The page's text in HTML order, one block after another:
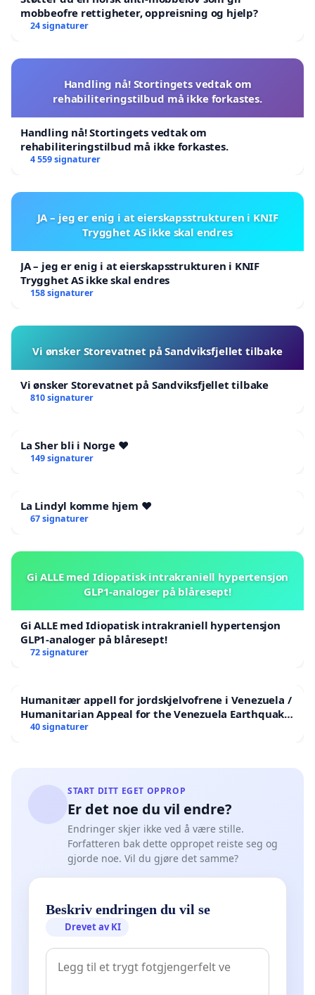
mobbeofre rettigheter, oppreisning og hjelp?
24 signaturer
Handling nå! Stortingets vedtak om
rehabiliteringstilbud må ikke forkastes.
Handling nå! Stortingets vedtak om
rehabiliteringstilbud må ikke forkastes.
4 559 signaturer
JA – jeg er enig i at eierskapsstrukturen i KNIF
Trygghet AS ikke skal endres
JA – jeg er enig i at eierskapsstrukturen i KNIF
Trygghet AS ikke skal endres
158 signaturer
Vi ønsker Storevatnet på Sandviksfjellet tilbake
Vi ønsker Storevatnet på Sandviksfjellet tilbake
810 signaturer
La Sher bli i Norge ❤️
149 signaturer
La Lindyl komme hjem ❤️
67 signaturer
Gi ALLE med Idiopatisk intrakraniell hypertensjon
GLP1-analoger på blåresept!
Gi ALLE med Idiopatisk intrakraniell hypertensjon
GLP1-analoger på blåresept!
72 signaturer
Humanitær appell for jordskjelvofrene i Venezuela /
Humanitarian Appeal for the Venezuela Earthquake
Victims
40 signaturer
START DITT EGET OPPROP
Er det noe du vil endre?
Endringer skjer ikke ved å være stille.
Forfatteren bak dette oppropet reiste seg og
gjorde noe. Vil du gjøre det samme?
Beskriv endringen du vil se
Drevet av KI